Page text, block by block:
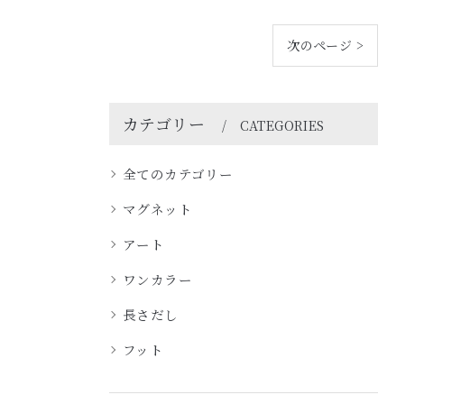
次のページ >
カテゴリー CATEGORIES
全てのカテゴリー
マグネット
アート
ワンカラー
長さだし
フット